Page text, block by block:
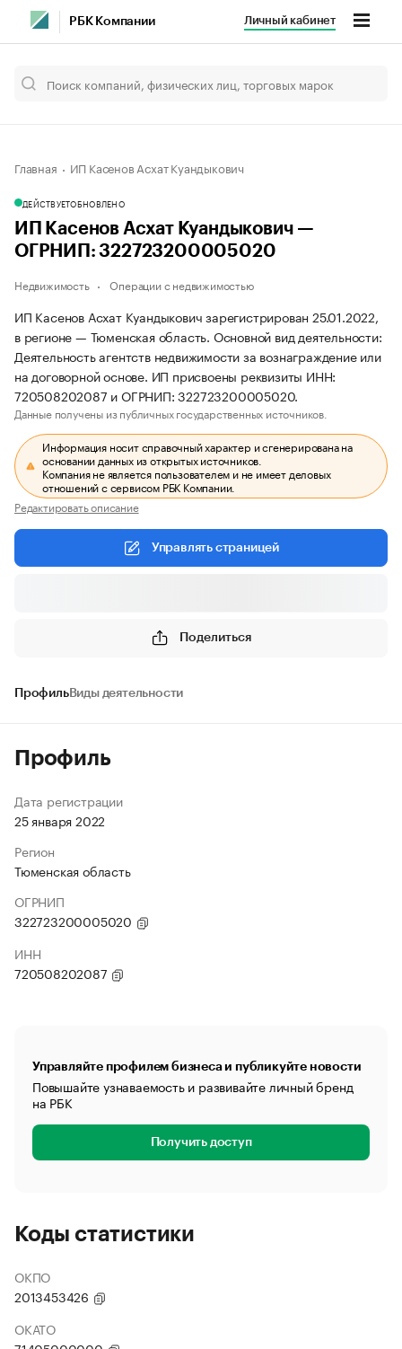
РБК Компании Личный кабинет
Главная ИП Касенов Асхат Куандыкович
ДЕЙСТВУЕТОБНОВЛЕНО
ИП Касенов Асхат Куандыкович —
ОГРНИП: 322723200005020
Недвижимость Операции с недвижимостью
ИП Касенов Асхат Куандыкович зарегистрирован 25.01.2022,
в регионе — Тюменская область. Основной вид деятельности:
Деятельность агентств недвижимости за вознаграждение или
на договорной основе. ИП присвоены реквизиты ИНН:
720508202087 и ОГРНИП: 322723200005020.
Данные получены из публичных государственных источников.
Информация носит справочный характер и сгенерирована на
основании данных из открытых источников.
Компания не является пользователем и не имеет деловых
отношений с сервисом РБК Компании.
Редактировать описание
Управлять страницей
Поделиться
ПрофильВиды деятельности
Профиль
Дата регистрации
25 января 2022
Регион
Тюменская область
ОГРНИП
322723200005020
ИНН
720508202087
Управляйте профилем бизнеса и публикуйте новости
Повышайте узнаваемость и развивайте личный бренд
на РБК
Получить доступ
Коды статистики
ОКПО
2013453426
ОКАТО